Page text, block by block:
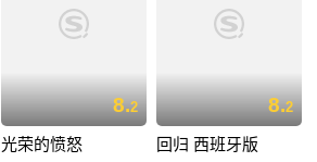
8.2
光荣的愤怒
8.2
回归 西班牙版